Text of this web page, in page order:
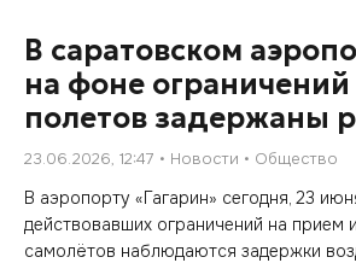
В саратовском
на фоне ограничений
полетов задержаны
23.06.2026, 12:47 Новости Общество
В аэропорту «Гагарин» сегодня, 23
действовавших ограничений на прием
самолётов наблюдаются задержки